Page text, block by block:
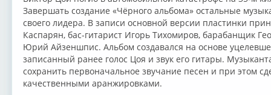
Завершать создание «Чёрного альбома» остальные
своего лидера. В записи основной версии пластинки
Каспарян, бас-гитарист Игорь Тихомиров, барабанщик
Юрий Айзеншпис. Альбом создавался на основе
записанный ранее голос Цоя и звук его гитары.
сохранить первоначальное звучание песен и при этом
качественными аранжировками.